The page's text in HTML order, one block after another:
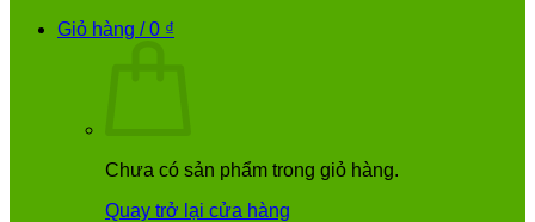
Giỏ hàng /0 ₫
Chưa có sản phẩm trong giỏ hàng.
Quay trở lại cửa hàng